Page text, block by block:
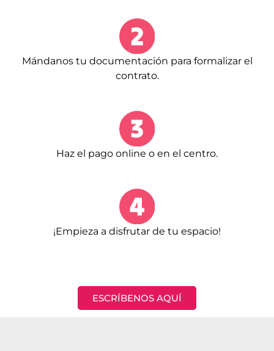
Mándanos tu documentación para formalizar el
contrato.
Haz el pago online o en el centro.
¡Empieza a disfrutar de tu espacio!
ESCRÍBENOS AQUÍ